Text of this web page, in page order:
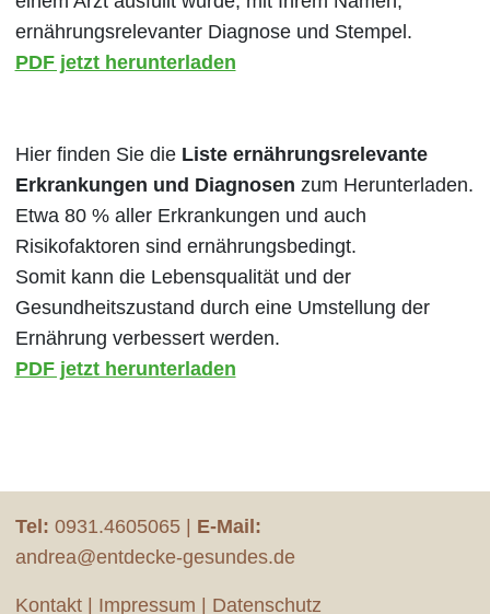
ernährungsrelevanter Diagnose und Stempel.
PDF jetzt herunterladen
Hier finden Sie die Liste ernährungsrelevante
Erkrankungen und Diagnosen zum Herunterladen.
Etwa 80 % aller Erkrankungen und auch
Risikofaktoren sind ernährungsbedingt.
Somit kann die Lebensqualität und der
Gesundheitszustand durch eine Umstellung der
Ernährung verbessert werden.
PDF jetzt herunterladen
Tel: 0931.4605065| E-Mail:
andrea@entdecke-gesundes.de
Kontakt| Impressum Datenschutz